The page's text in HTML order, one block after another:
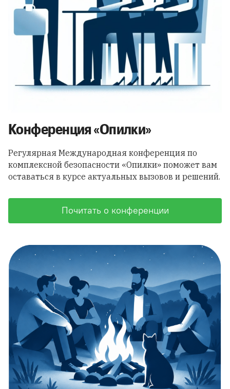
Конференция «Опилки»
Регулярная Международная конференция по
комплексной безопасности «Опилки» поможет вам
оставаться в курсе актуальных вызовов и решений.
Почитать о конференции